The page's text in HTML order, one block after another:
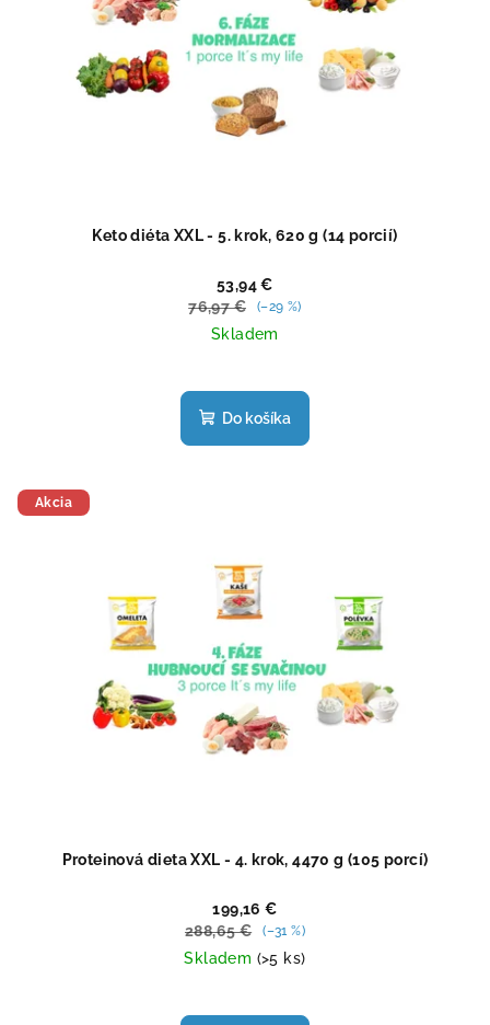
Keto diéta XXL - 5. krok, 620 g (14 porcií)
53,94 €
76,97 €
(–29 %)
Skladem
hodnotenie
produktu
Do košíka
Akcia
Proteinová dieta XXL - 4. krok, 4470 g (105 porcí)
199,16 €
288,65 €
(–31 %)
Skladem (>5 ks)